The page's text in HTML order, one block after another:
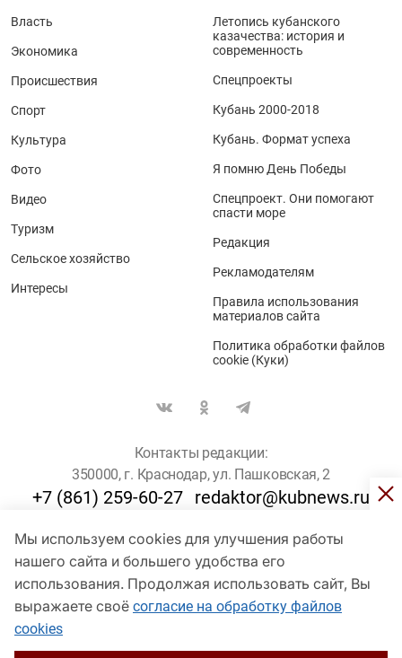
Мы используем cookies для улучшения работы
нашего сайта и большего удобства его
использования. Продолжая использовать сайт, Вы
выражаете своё согласие на обработку файлов
cookies
Власть
Экономика
Происшествия
Спорт
Культура
Фото
Видео
Туризм
Сельское хозяйство
Интересы
Летопись кубанского
казачества: история и
современность
Спецпроекты
Кубань 2000-2018
Кубань. Формат успеха
Я помню День Победы
Спецпроект. Они помогают
спасти море
Редакция
Рекламодателям
Правила использования
материалов сайта
Политика обработки файлов
cookie (Куки)
Контакты редакции:
350000, г. Краснодар, ул. Пашковская, 2
+7 (861) 259-60-27 redaktor@kubnews.ru
Для пользователей старше 16 лет
© Кубанские Новости, 2017
Сетевое издание «kubnews» зарегистрировано Федеральной
службой по надзору в сфере связи, информационных технологий
и массовых коммуникаций (Роскомнадзор). Регистрационный